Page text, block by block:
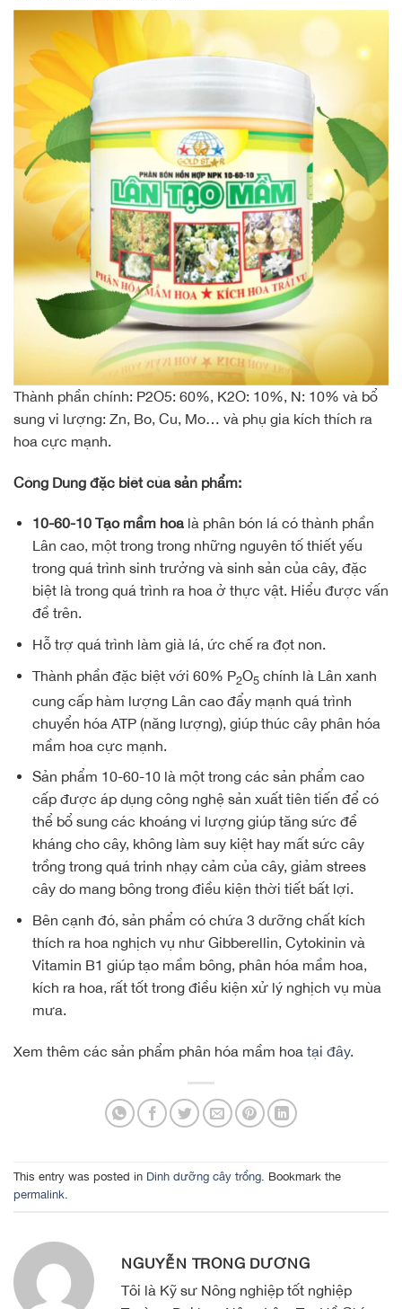
Thành phần chính: P2O5: 60%, K2O: 10%, N: 10% và bổ
sung vi lượng: Zn, Bo, Cu, Mo… và phụ gia kích thích ra
hoa cực mạnh.
Công Dụng đặc biệt của sản phẩm:
10-60-10 Tạo mầm hoalà phân bón lá có thành phần
Lân cao, một trong trong những nguyên tố thiết yếu
trong quá trình sinh trưởng và sinh sản của cây, đặc
biệt là trong quá trình ra hoa ở thực vật. Hiểu được vấn
đề trên.
Hỗ trợ quá trình làm già lá, ức chế ra đọt non.
Thành phần đặc biệt với 60% P2O5 chính là Lân xanh
cung cấp hàm lượng Lân cao đẩy mạnh quá trình
chuyển hóa ATP (năng lượng), giúp thúc cây phân hóa
mầm hoa cực mạnh.
Sản phẩm 10-60-10 là một trong các sản phẩm cao
cấp được áp dụng công nghệ sản xuất tiên tiến để có
thể bổ sung các khoáng vi lượng giúp tăng sức đề
kháng cho cây, không làm suy kiệt hay mất sức cây
trồng trong quá trinh nhạy cảm của cây, giảm strees
cây do mang bông trong điều kiện thời tiết bất lợi.
Bên cạnh đó, sản phẩm có chứa 3 dưỡng chất kích
thích ra hoa nghịch vụ như Gibberellin, Cytokinin và
Vitamin B1 giúp tạo mầm bông, phân hóa mầm hoa,
kích ra hoa, rất tốt trong điều kiện xử lý nghịch vụ mùa
mưa.
Xem thêm các sản phẩm phân hóa mầm hoa tại đây.
This entry was posted in Dinh dưỡng cây trồng. Bookmark the
permalink.
NGUYỄN TRỌNG DƯƠNG
Tôi là Kỹ sư Nông nghiệp tốt nghiệp